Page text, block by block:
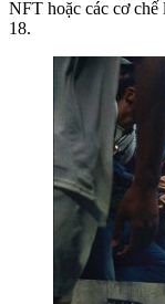
NFT hoặc các cơ
18.